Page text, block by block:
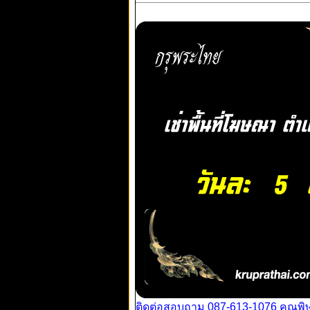
ติดต่อสอบถาม 087-613-1076 คุณ